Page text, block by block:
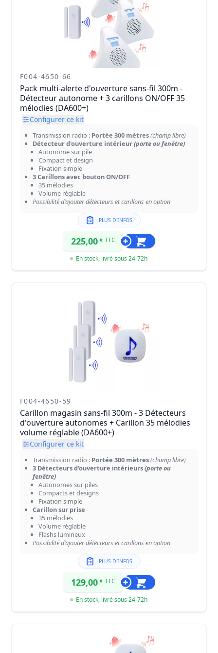
F004-4650-66
Pack multi-alerte d'ouverture sans-fil 300m -
Détecteur autonome + 3 carillons ON/OFF 35
mélodies (DA600+)
Configurer ce kit
Transmission radio : Portée 300 mètres(champ libre)
Détecteur d'ouverture intérieur(porte ou fenêtre)
Autonome sur pile
Compact et design
Fixation simple
3 Carillons avec bouton ON/OFF
35 mélodies
Volume réglable
Possibilité d'ajouter détecteurs et carillons en option
PLUS D'INFOS
225,00 € TTC
En stock, livré sous 24-72h
F004-4650-59
Carillon magasin sans-fil 300m - 3 Détecteurs
d'ouverture autonomes + Carillon 35 mélodies
volume réglable (DA600+)
Configurer ce kit
Transmission radio : Portée 300 mètres(champ libre)
3 Détecteurs d'ouverture intérieurs(porte ou
fenêtre)
Autonomes sur piles
Compacts et designs
Fixation simple
Carillon sur prise
35 mélodies
Volume réglable
Flashs lumineux
Possibilité d'ajouter détecteurs et carillons en option
PLUS D'INFOS
129,00 € TTC
En stock, livré sous 24-72h